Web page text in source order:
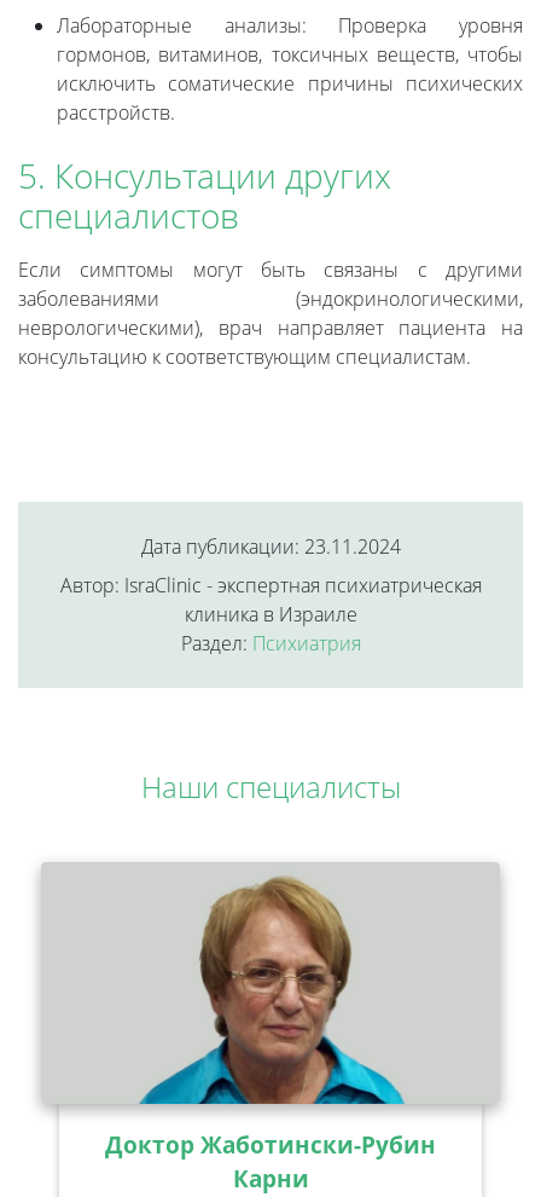
Лабораторные анализы: Проверка уровня
гормонов, витаминов, токсичных веществ, чтобы
исключить соматические причины психических
расстройств.
5. Консультации других
специалистов
Если симптомы могут быть связаны с другими
заболеваниями (эндокринологическими,
неврологическими), врач направляет пациента на
консультацию к соответствующим специалистам.
Дата публикации: 23.11.2024
Автор: IsraClinic - экспертная психиатрическая
клиника в Израиле
Раздел: Психиатрия
Наши специалисты
Доктор Жаботински-Рубин
Карни